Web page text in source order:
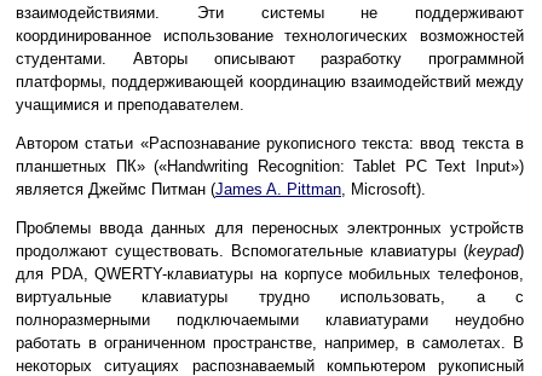
взаимодействиями. Эти системы не поддерживают
координированное использование технологических возможностей
студентами. Авторы описывают разработку программной
платформы, поддерживающей координацию взаимодействий между
учащимися и преподавателем.
Автором статьи «Распознавание рукописного текста: ввод текста в
планшетных ПК» («Handwriting Recognition: Tablet PC Text Input»)
является Джеймс Питман (James A. Pittman , Microsoft).
Проблемы ввода данных для переносных электронных устройств
продолжают существовать. Вспомогательные клавиатуры (keypad)
для PDA, QWERTY-клавиатуры на корпусе мобильных телефонов,
виртуальные клавиатуры трудно использовать, а с
полноразмерными подключаемыми клавиатурами неудобно
работать в ограниченном пространстве, например, в самолетах. В
некоторых ситуациях распознаваемый компьютером рукописный